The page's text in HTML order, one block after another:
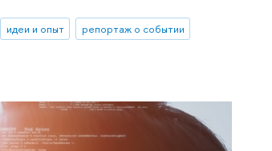
идеи и опыт
репортаж о событии